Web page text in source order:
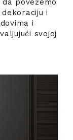
povežemo
i
i
svojoj